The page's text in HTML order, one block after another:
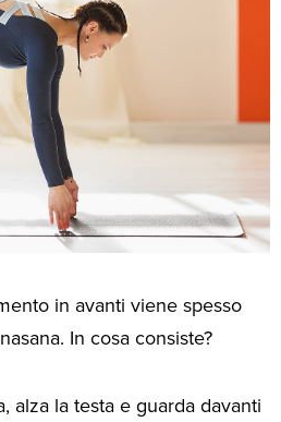
in avanti viene spesso
In cosa consiste?
alza la testa e guarda davanti